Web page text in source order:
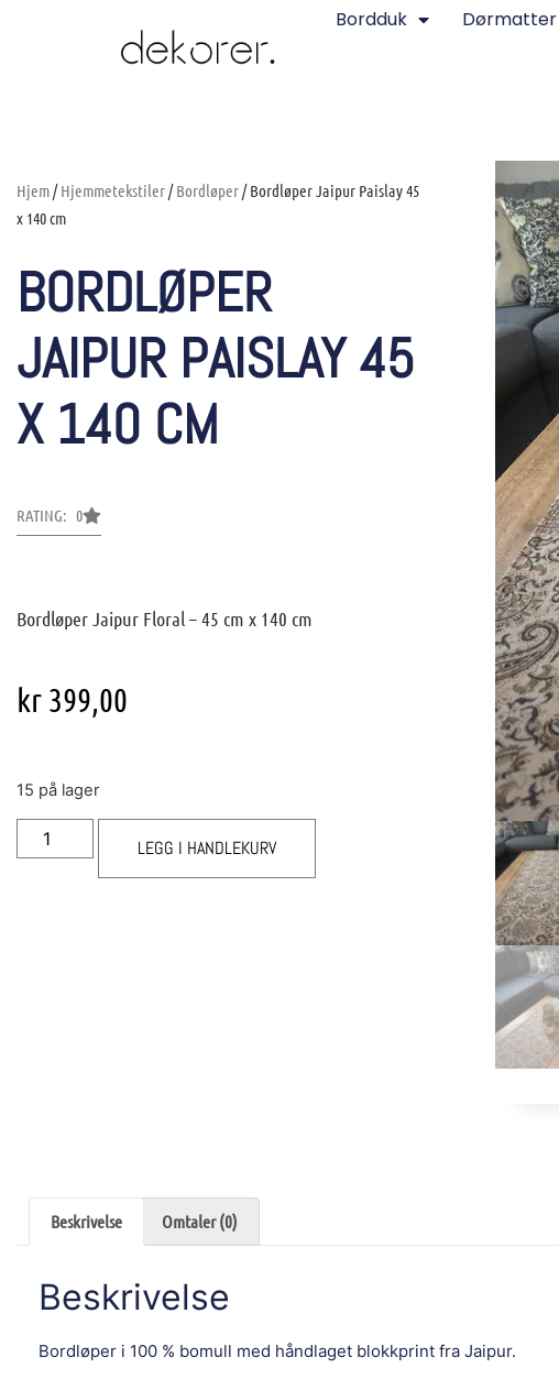
Bordduk Dørmatter
Hjem/Hjemmetekstiler/Bordløper/ Bordløper Jaipur Paislay 45
x 140 cm
BORDLØPER
JAIPUR PAISLAY 45
X 140 CM
RATING: 0
Bordløper Jaipur Floral – 45 cm x 140 cm
kr399,00
15 på lager
LEGG I HANDLEKURV
Beskrivelse Omtaler (0)
Beskrivelse
Bordløper i 100 % bomull med håndlaget blokkprint fra Jaipur.